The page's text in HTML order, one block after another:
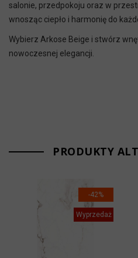
salonie, przedpokoju oraz w
wnosząc ciepło i harmonię do
Wybierz Arkose Beige i stwórz
nowoczesnej elegancji.
PRODUKTY
-42%
Wyprzedaż